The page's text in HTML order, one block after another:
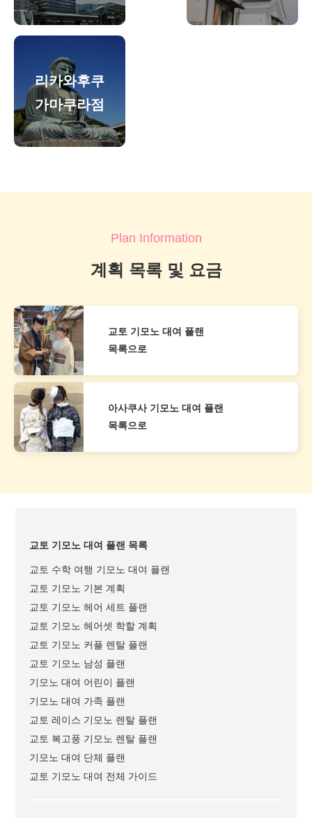
리카와후쿠
가마쿠라점
Plan Information
계획 목록 및 요금
교토 기모노 대여 플랜
목록으로
아사쿠사 기모노 대여 플랜
목록으로
교토 기모노 대여 플랜 목록
교토 수학 여행 기모노 대여 플랜
교토 기모노 기본 계획
교토 기모노 헤어 세트 플랜
교토 기모노 헤어셋 학할 계획
교토 기모노 커플 렌탈 플랜
교토 기모노 남성 플랜
기모노 대여 어린이 플랜
기모노 대여 가족 플랜
교토 레이스 기모노 렌탈 플랜
교토 복고풍 기모노 렌탈 플랜
기모노 대여 단체 플랜
교토 기모노 대여 전체 가이드